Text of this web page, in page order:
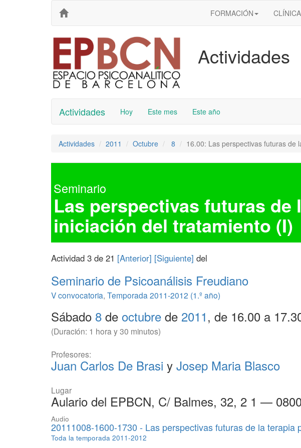
FORMACIÓN CLÍNICA
Actividades
Actividades Hoy Este mes Este año
Actividades 2011 Octubre 8 16.00: Las perspectivas futuras de
Seminario
Las perspectivas futuras de
iniciación del tratamiento (I)
Actividad 3 de 21 [Anterior] [Siguiente] del
Seminario de Psicoanálisis Freudiano
V convocatoria, Temporada 2011-2012 (1.º año)
Sábado 8 de octubre de 2011, de 16.00 a
(Duración: 1 hora y 30 minutos)
Profesores:
Juan Carlos De Brasi y Josep Maria Blasco
Lugar
Aulario del EPBCN, C/ Balmes, 32, 2 1 —
Audio
20111008-1600-1730 - Las perspectivas futuras de la
Toda la temporada 2011-2012